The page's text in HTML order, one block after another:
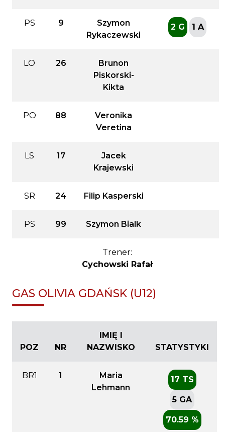
PS 9
Szymon
Rykaczewski
2 G 1 A
LO 26
Brunon
Piskorski-
Kikta
PO 88
Veronika
Veretina
LS 17
Jacek
Krajewski
SR 24 Filip Kasperski
PS 99 Szymon Bialk
Trener:
Cychowski Rafał
GAS OLIVIA GDAŃSK (U12)
POZ NR
IMIĘ I
NAZWISKO
STATYSTYKI
BR1 1
Maria
Lehmann
17 TS
5 GA
70.59 %